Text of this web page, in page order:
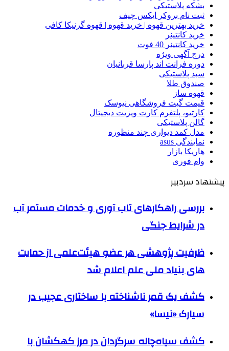
بشکه پلاستیکی
ثبت نام بروکر ایکس چیف
خرید بهترین قهوه | خرید قهوه | قهوه گرنیکا کافی
خرید کانتینر
خرید کانتینر 40 فوت
درج آگهی ویژه
دوره فرانت اند پارسا قربانیان
سبد پلاستیکی
صندوق طلا
قهوه ساز
قیمت گیت فروشگاهی نیوسک
کارتیو، پلتفرم کارت ویزیت دیجیتال
گالن پلاستیکی
مدل کمد دیواری چند منظوره
نمایندگی asus
هاریکا بازار
وام فوری
پیشنهاد سردبیر
بررسی راهکارهای تاب آوری و خدمات مستمر آب
در شرایط جنگی
ظرفیت پژوهشی هر عضو هیئت‌علمی از حمایت
های بنیاد ملی علم اعلام شد
کشف یک قمر ناشناخته با ساختاری عجیب در
سیارک «نیسا»
کشف سیاه‌چاله سرگردان در مرز کهکشان با